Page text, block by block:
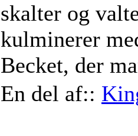
skalter og
kulminerer
Becket, der
En del af::